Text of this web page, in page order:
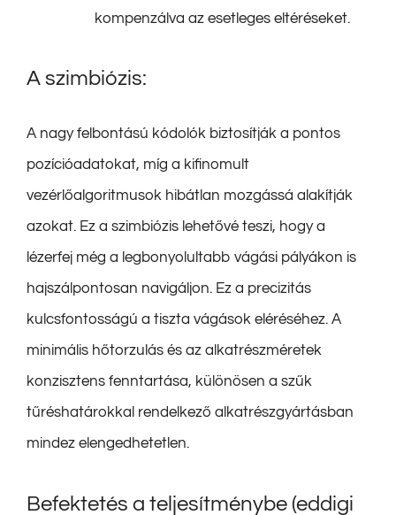
kompenzálva az esetleges eltéréseket.
A szimbiózis:
A nagy felbontású kódolók biztosítják a pontos
pozícióadatokat, míg a kifinomult
vezérlőalgoritmusok hibátlan mozgássá alakítják
azokat. Ez a szimbiózis lehetővé teszi, hogy a
lézerfej még a legbonyolultabb vágási pályákon is
hajszálpontosan navigáljon. Ez a precizitás
kulcsfontosságú a tiszta vágások eléréséhez. A
minimális hőtorzulás és az alkatrészméretek
konzisztens fenntartása, különösen a szűk
tűréshatárokkal rendelkező alkatrészgyártásban
mindez elengedhetetlen.
Befektetés a teljesítménybe (eddigi